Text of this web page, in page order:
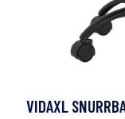
VIDAXL